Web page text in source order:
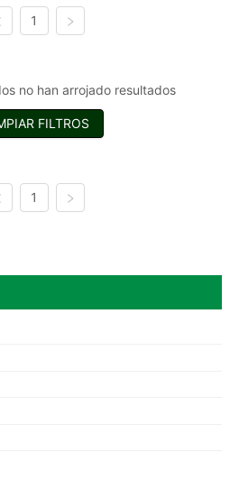
1
no han arrojado resultados
FILTROS
1